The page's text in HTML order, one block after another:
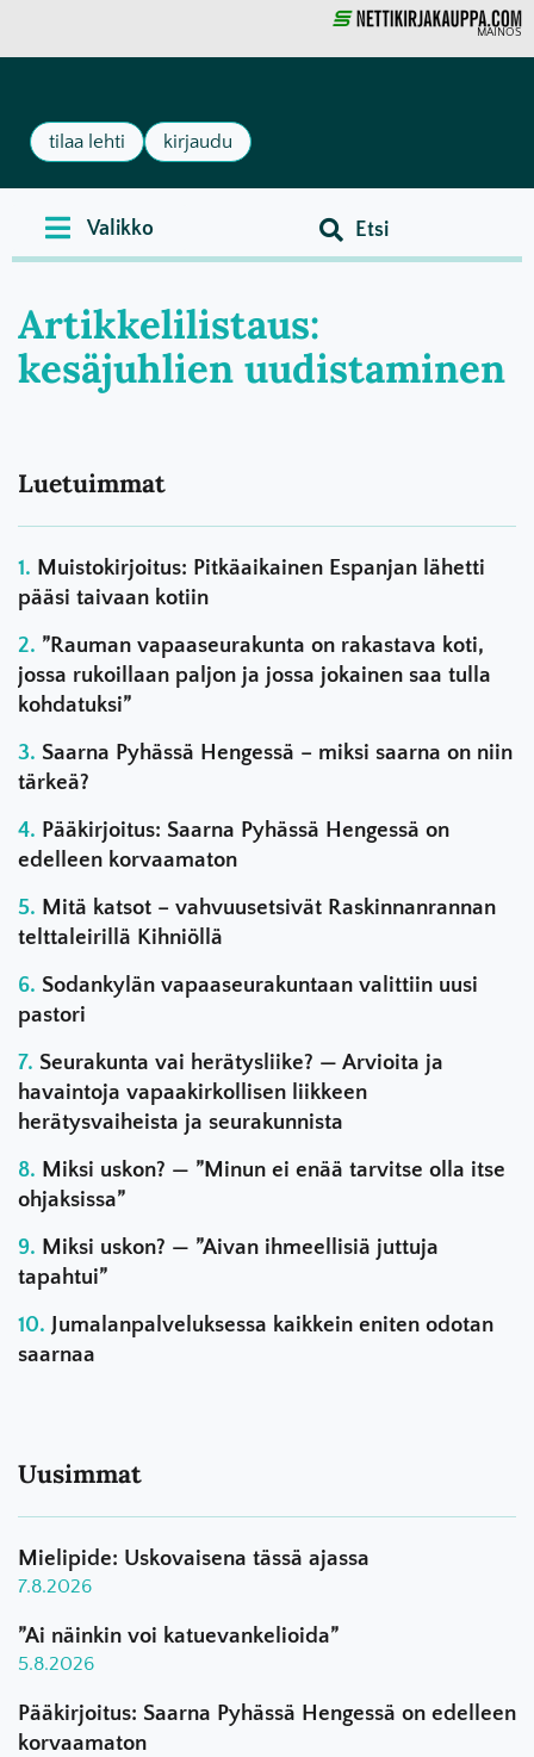
MAINOS
tilaa lehti kirjaudu
Artikkelilistaus:
kesäjuhlien uudistaminen
Luetuimmat
Muistokirjoitus: Pitkäaikainen Espanjan lähetti
pääsi taivaan kotiin
”Rauman vapaaseurakunta on rakastava koti,
jossa rukoillaan paljon ja jossa jokainen saa tulla
kohdatuksi”
Saarna Pyhässä Hengessä – miksi saarna on niin
tärkeä?
Pääkirjoitus: Saarna Pyhässä Hengessä on
edelleen korvaamaton
Mitä katsot – vahvuusetsivät Raskinnanrannan
telttaleirillä Kihniöllä
Sodankylän vapaaseurakuntaan valittiin uusi
pastori
Seurakunta vai herätysliike? — Arvioita ja
havaintoja vapaakirkollisen liikkeen
herätysvaiheista ja seurakunnista
Miksi uskon? — ”Minun ei enää tarvitse olla itse
ohjaksissa”
Miksi uskon? — ”Aivan ihmeellisiä juttuja
tapahtui”
Jumalanpalveluksessa kaikkein eniten odotan
saarnaa
Uusimmat
Mielipide: Uskovaisena tässä ajassa
7.8.2026
”Ai näinkin voi katuevankelioida”
5.8.2026
Pääkirjoitus: Saarna Pyhässä Hengessä on edelleen
korvaamaton